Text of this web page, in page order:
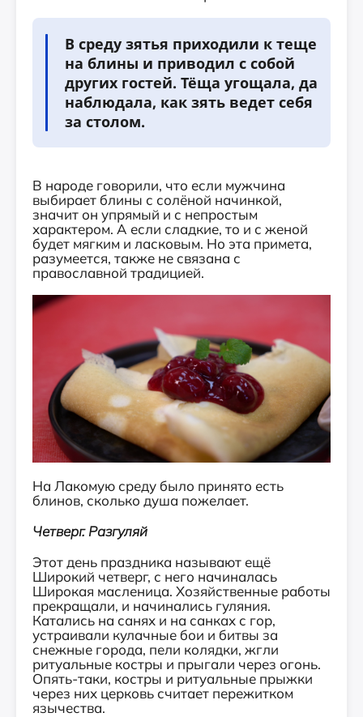
В среду зятья приходили к теще
на блины и приводил с собой
других гостей. Тёща угощала, да
наблюдала, как зять ведет себя
за столом.
В народе говорили, что если мужчина
выбирает блины с солёной начинкой,
значит он упрямый и с непростым
характером. А если сладкие, то и с женой
будет мягким и ласковым. Но эта примета,
разумеется, также не связана с
православной традицией.
На Лакомую среду было принято есть
блинов, сколько душа пожелает.
Четверг. Разгуляй
Этот день праздника называют ещё
Широкий четверг, с него начиналась
Широкая масленица. Хозяйственные работы
прекращали, и начинались гуляния.
Катались на санях и на санках с гор,
устраивали кулачные бои и битвы за
снежные города, пели колядки, жгли
ритуальные костры и прыгали через огонь.
Опять-таки, костры и ритуальные прыжки
через них церковь считает пережитком
язычества.